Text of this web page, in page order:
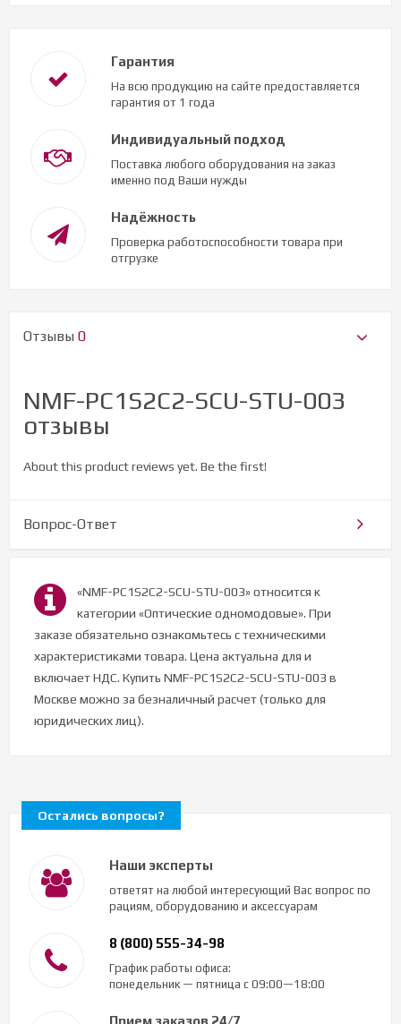
Гарантия
На всю продукцию на сайте предоставляется
гарантия от 1 года
Индивидуальный подход
Поставка любого оборудования на заказ
именно под Ваши нужды
Надёжность
Проверка работоспособности товара при
отгрузке
Отзывы 0
NMF-PC1S2C2-SCU-STU-003
отзывы
About this product reviews yet. Be the first!
Вопрос-Ответ
«NMF-PC1S2C2-SCU-STU-003» относится к
категории «Оптические одномодовые». При
заказе обязательно ознакомьтесь с техническими
характеристиками товара. Цена актуальна для и
включает НДС. Купить NMF-PC1S2C2-SCU-STU-003 в
Москве можно за безналичный расчет (только для
юридических лиц).
Остались вопросы?
Наши эксперты
ответят на любой интересующий Вас вопрос по
рациям, оборудованию и аксессуарам
8 (800) 555-34-98
График работы офиса:
понедельник — пятница с 09:00—18:00